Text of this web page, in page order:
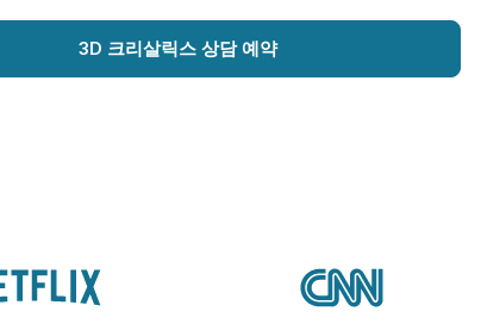
3D 크리살릭스 상담 예약